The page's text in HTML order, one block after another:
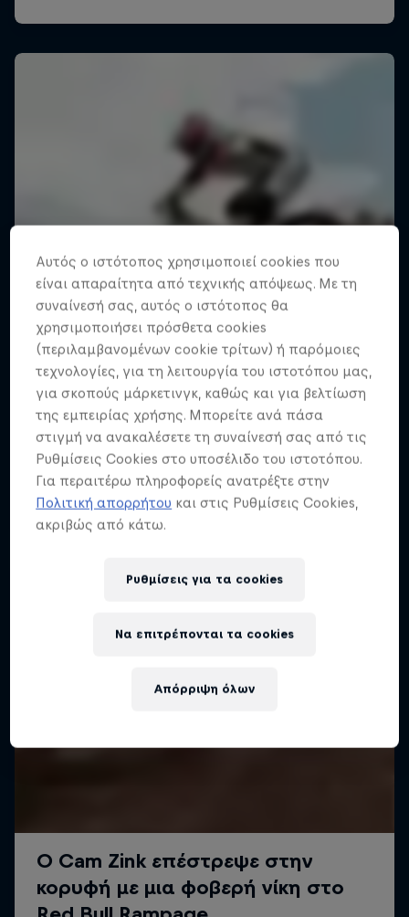
Αυτός ο ιστότοπος χρησιμοποιεί cookies που
είναι απαραίτητα από τεχνικής απόψεως. Με τη
συναίνεσή σας, αυτός ο ιστότοπος θα
χρησιμοποιήσει πρόσθετα cookies
(περιλαμβανομένων cookie τρίτων) ή παρόμοιες
τεχνολογίες, για τη λειτουργία του ιστοτόπου μας,
για σκοπούς μάρκετινγκ, καθώς και για βελτίωση
της εμπειρίας χρήσης. Μπορείτε ανά πάσα
στιγμή να ανακαλέσετε τη συναίνεσή σας από τις
Ρυθμίσεις Cookies στο υποσέλιδο του ιστοτόπου.
Για περαιτέρω πληροφορείς ανατρέξτε στην
Πολιτική απορρήτου και στις Ρυθμίσεις Cookies,
ακριβώς από κάτω.
Ρυθμίσεις για τα cookies
Απόρριψη όλων
Να επιτρέπονται τα cookies